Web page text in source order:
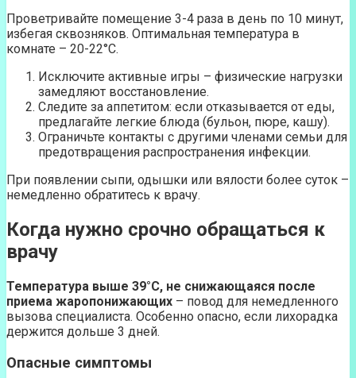
Проветривайте помещение 3-4 раза в день по 10 минут,
избегая сквозняков. Оптимальная температура в
комнате – 20-22°C.
Исключите активные игры – физические нагрузки
замедляют восстановление.
Следите за аппетитом: если отказывается от еды,
предлагайте легкие блюда (бульон, пюре, кашу).
Ограничьте контакты с другими членами семьи для
предотвращения распространения инфекции.
При появлении сыпи, одышки или вялости более суток –
немедленно обратитесь к врачу.
Когда нужно срочно обращаться к
врачу
Температура выше 39°C, не снижающаяся после
приема жаропонижающих – повод для немедленного
вызова специалиста. Особенно опасно, если лихорадка
держится дольше 3 дней.
Опасные симптомы